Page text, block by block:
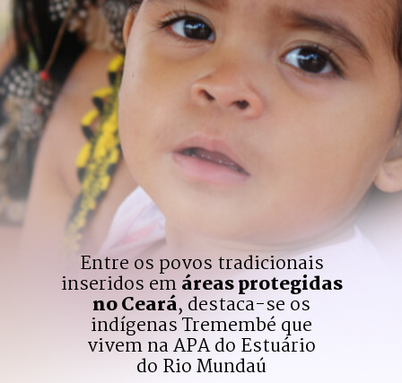
Entre os povos tradicionais
inseridos em áreas protegidas
no Ceará, destaca-se os
indígenas Tremembé que
vivem na APA do Estuário
do Rio Mundaú